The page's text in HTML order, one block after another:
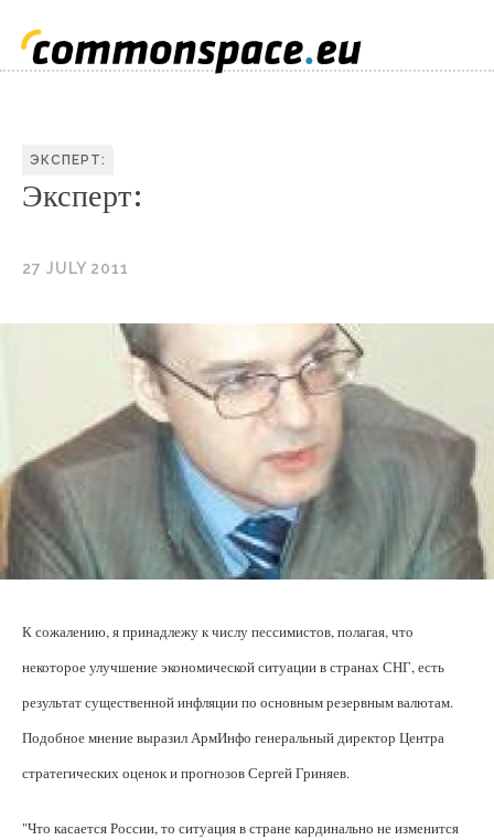
ЭКСПЕРТ:
Эксперт:
27 JULY 2011
К сожалению, я принадлежу к числу пессимистов, полагая, что
некоторое улучшение экономической ситуации в странах СНГ, есть
результат существенной инфляции по основным резервным валютам.
Подобное мнение выразил АрмИнфо генеральный директор Центра
стратегических оценок и прогнозов Сергей Гриняев.
"Что касается России, то ситуация в стране кардинально не изменится